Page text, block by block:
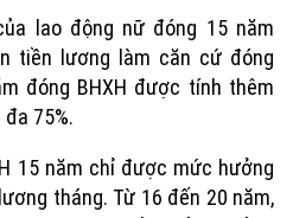
lao động nữ đóng 15 năm
tiền lương làm căn cứ đóng
đóng BHXH được tính thêm
75%.
15 năm chỉ được mức hưởng
tháng. Từ 16 đến 20 năm,